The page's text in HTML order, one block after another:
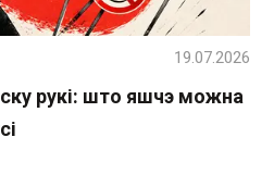
рукі: што яшчэ можна
19.07.2026